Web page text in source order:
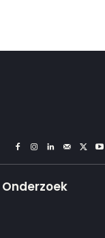
Onderzoek